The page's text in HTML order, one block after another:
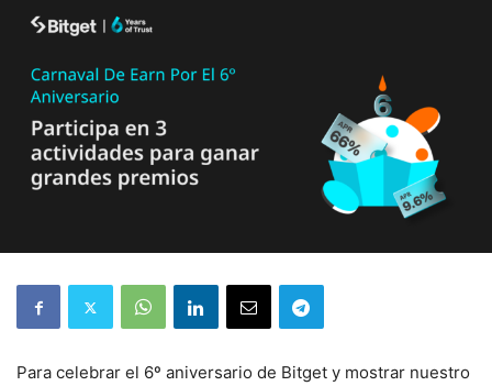
Para celebrar el 6º aniversario de Bitget y mostrar nuestro